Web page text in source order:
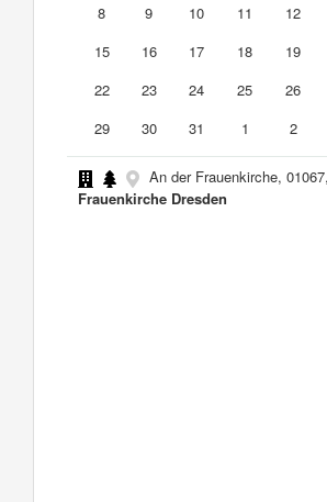
8
9 10 11 12
15
16 17 18 19
22
23 24 25 26
29
30 31 1 2
An der Frauenkirche,
Frauenkirche Dresden